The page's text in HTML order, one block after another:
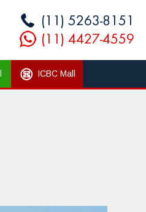
ICBC Mall